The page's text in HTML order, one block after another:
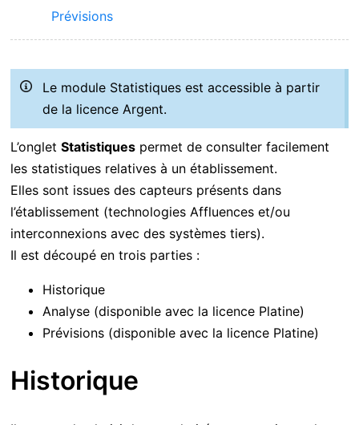
Prévisions
Le module Statistiques est accessible à partir
de la licence Argent.
L’onglet Statistiquespermet de consulter facilement
les statistiques relatives à un établissement.
Elles sont issues des capteurs présents dans
l’établissement (technologies Affluences et/ou
interconnexions avec des systèmes tiers).
Il est découpé en trois parties :
Historique
Analyse (disponible avec la licence Platine)
Prévisions (disponible avec la licence Platine)
Historique